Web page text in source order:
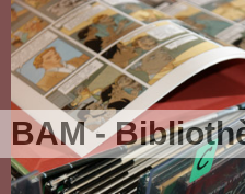
BAM -